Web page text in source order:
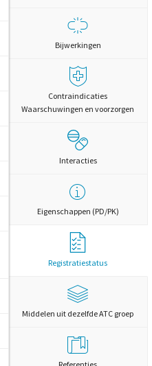
Bijwerkingen
Contraindicaties
Waarschuwingen en voorzorgen
Interacties
Eigenschappen (PD/PK)
Registratiestatus
Middelen uit dezelfde ATC groep